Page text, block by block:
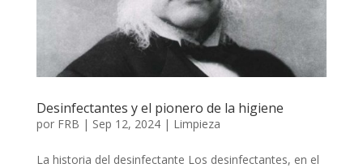
Desinfectantes y el pionero de la higiene
por FRB | Sep 12, 2024| Limpieza
La historia del desinfectante Los desinfectantes, en el